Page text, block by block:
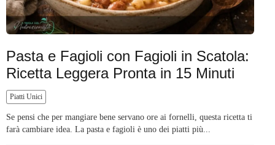
Pasta e Fagioli con Fagioli in Scatola:
Ricetta Leggera Pronta in 15 Minuti
Piatti Unici
Se pensi che per mangiare bene servano ore ai fornelli, questa ricetta ti
farà cambiare idea. La pasta e fagioli è uno dei piatti più...